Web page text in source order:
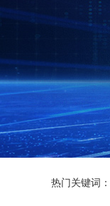
热门关键词：